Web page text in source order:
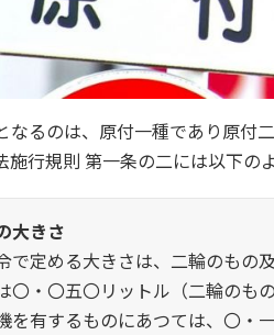
なるのは、原付一種であり原付
行規則 第一条の二には以下の
大きさ
で定める大きさは、二輪のもの
〇・〇五〇リットル（二輪のも
を有するものにあつては、〇・